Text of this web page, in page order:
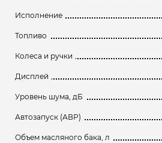
Исполнение
Топливо
Колеса и ручки
Дисплей
Уровень шума, дБ
Автозапуск (АВР)
Объем масляного бака, л